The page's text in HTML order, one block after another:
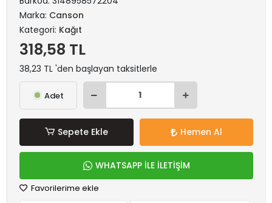
Marka: Canson
Kategori: Kağıt
318,58 TL
38,23 TL 'den başlayan taksitlerle
Adet
Sepete Ekle Hemen Al
WHATSAPP İLE İLETİŞİM
Favorilerime ekle